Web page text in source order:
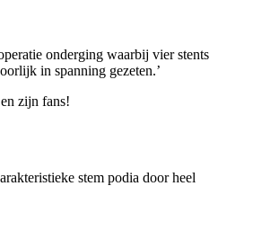
onderging waarbij vier stents
in spanning gezeten.’
zijn fans!
stem podia door heel